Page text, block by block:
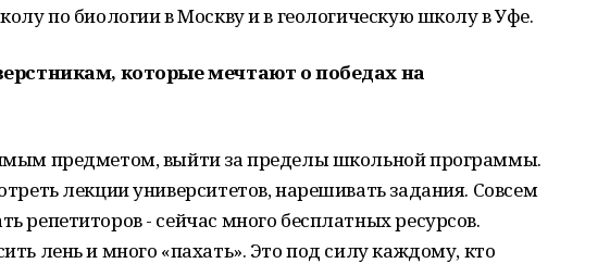
по биологии в Москву и в геологическую школу в Уфе.
которые мечтают о победах на
предметом, выйти за пределы школьной программы.
лекции университетов, нарешивать задания. Совсем
репетиторов - сейчас много бесплатных ресурсов.
лень и много «пахать». Это под силу каждому, кто